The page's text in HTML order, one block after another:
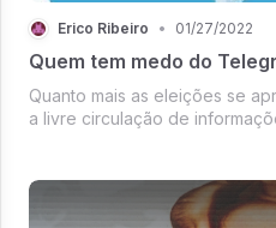
Érico Ribeiro • 01/27/2022
Quem tem medo do
Quanto mais as eleições se
a livre circulação de